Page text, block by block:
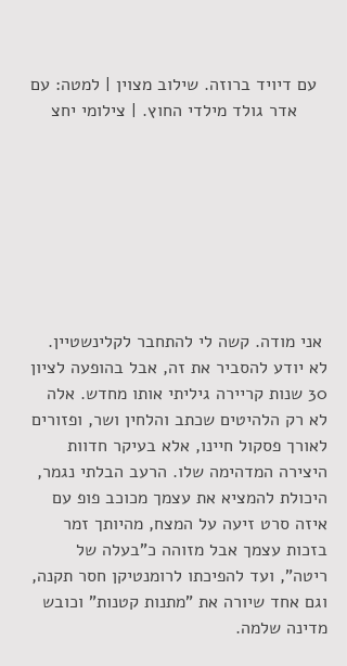
עם דיויד ברוזה. שילוב מצוין | למטה: עם
אדר גולד מילדי החוץ. | צילומי יחצ
אני מודה. קשה לי להתחבר לקלינשטיין.
לא יודע להסביר את זה, אבל בהופעה לציון
30 שנות קריירה גיליתי אותו מחדש. אלה
לא רק הלהיטים שכתב והלחין ושר, ופזורים
לאורך פסקול חיינו, אלא בעיקר חדוות
היצירה המדהימה שלו. הרעב הבלתי נגמר,
היכולת להמציא את עצמך מכוכב פופ עם
איזה סרט זיעה על המצח, מהיותך זמר
בזכות עצמך אבל מזוהה כ"בעלה של
ריטה", ועד להפיכתו לרומנטיקן חסר תקנה,
וגם אחד שיורה את "מתנות קטנות" וכובש
מדינה שלמה.